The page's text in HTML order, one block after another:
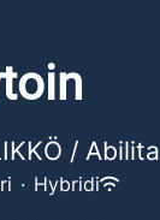
/ Abilita
· Hybridi